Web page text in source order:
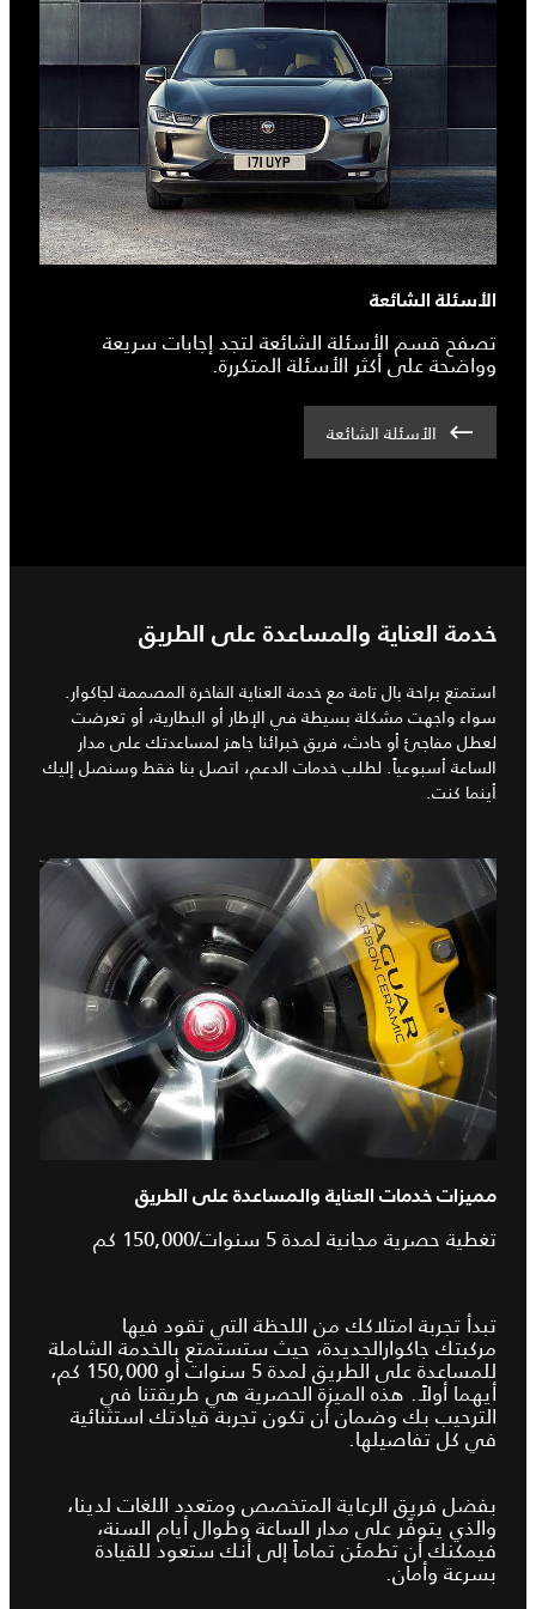
الأسئلة الشائعة
تصفح قسم الأسئلة الشائعة لتجد إجابات سريعة
وواضحة على أكثر الأسئلة المتكررة.
الأسئلة الشائعة
خدمة العناية والمساعدة على الطريق
استمتع براحة بال تامة مع خدمة العناية الفاخرة المصممة لجاكوار.
سواء واجهت مشكلة بسيطة في الإطار أو البطارية، أو تعرضت
لعطل مفاجئ أو حادث، فريق خبرائنا جاهز لمساعدتك على مدار
الساعة أسبوعياً. لطلب خدمات الدعم، اتصل بنا فقط وسنصل إليك
أينما كنت.
مميزات خدمات العناية والمساعدة على الطريق
تغطية حصرية مجانية لمدة 5 سنوات/150,000 كم
تبدأ تجربة امتلاكك من اللحظة التي تقود فيها
مركبتك جاكوارالجديدة، حيث ستستمتع بالخدمة الشاملة
للمساعدة على الطريق لمدة 5 سنوات أو 150,000 كم،
أيهما أولاً. هذه الميزة الحصرية هي طريقتنا في
الترحيب بك وضمان أن تكون تجربة قيادتك استثنائية
في كل تفاصيلها.
بفضل فريق الرعاية المتخصص ومتعدد اللغات لدينا،
والذي يتوفّر على مدار الساعة وطوال أيام السنة،
فيمكنك أن تطمئن تماماً إلى أنك ستعود للقيادة
بسرعة وأمان.